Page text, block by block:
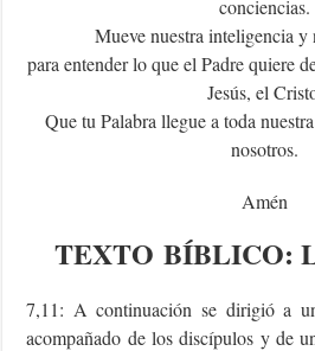
conciencias.
Mueve nuestra inteligencia y
para entender lo que el Padre quiere
Jesús, el
Que tu Palabra llegue a toda
nosotros.
Amén
TEXTOBÍBLICO:
7,11: A continuación se dirigió a
acompañado de los discípulos y de